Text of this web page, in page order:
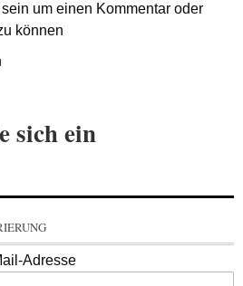
um einen Kommentar oder
können
sich ein
Adresse